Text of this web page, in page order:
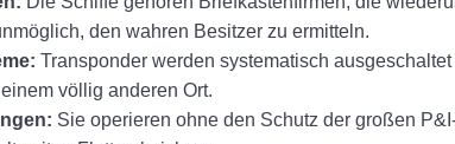
den wahren Besitzer zu ermitteln.
Transponder werden systematisch
völlig anderen Ort.
Sie operieren ohne den Schutz der großen